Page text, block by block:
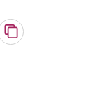
Copiar